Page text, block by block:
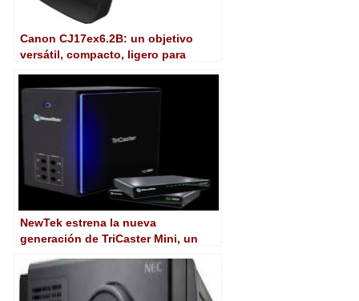
Canon CJ17ex6.2B: un objetivo
versátil, compacto, ligero para
NewTek estrena la nueva
generación de TriCaster Mini, un
completo y compacto